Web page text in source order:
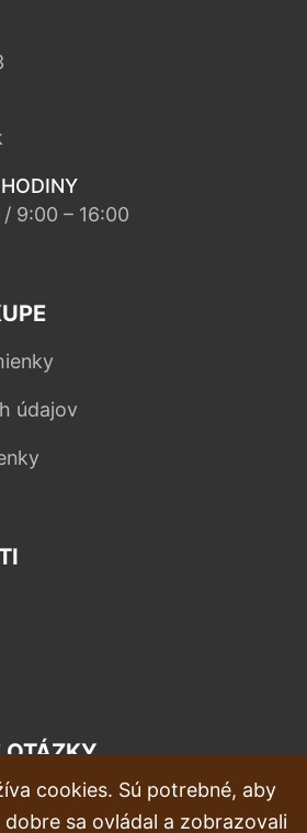
9:00 – 16:00
údajov
OTÁZKY
cookies. Sú potrebné, aby
sa ovládal a zobrazovali